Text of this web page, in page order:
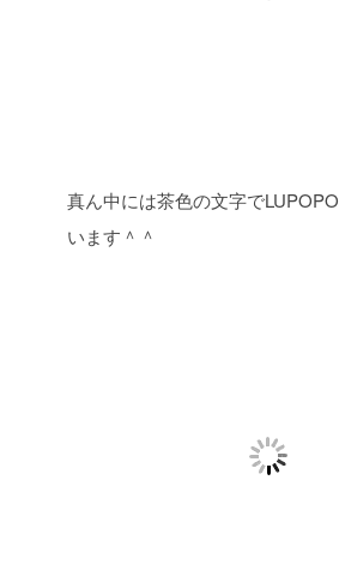
真ん中には茶色の文字で
います＾＾